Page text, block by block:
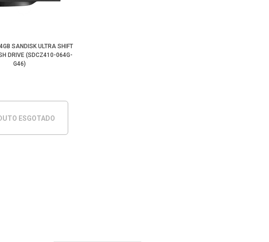
SANDISK ULTRA SHIFT
DRIVE (SDCZ410-064G-
G46)
ESGOTADO